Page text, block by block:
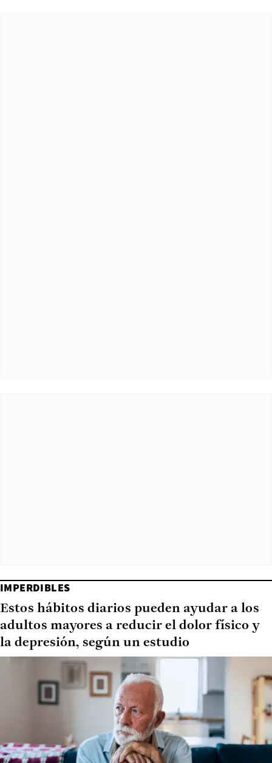
IMPERDIBLES
Estos hábitos diarios pueden ayudar a los
adultos mayores a reducir el dolor físico y
la depresión, según un estudio